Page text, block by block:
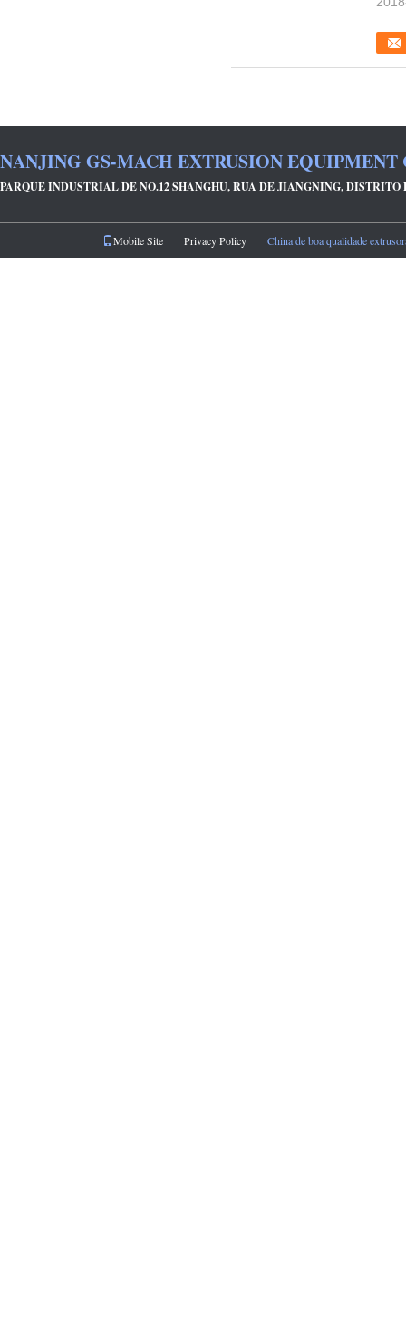
NANJING GS-MACH EXTRUSION EQUIPMENT
PARQUE INDUSTRIAL DE NO.12 SHANGHU, RUA DE JIANGNING,
Mobile Site Privacy Policy China de boa qualidade